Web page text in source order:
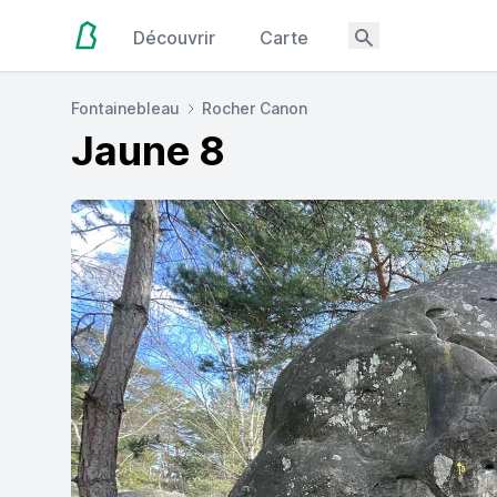
Découvrir Carte
Fontainebleau Rocher Canon
Jaune 8